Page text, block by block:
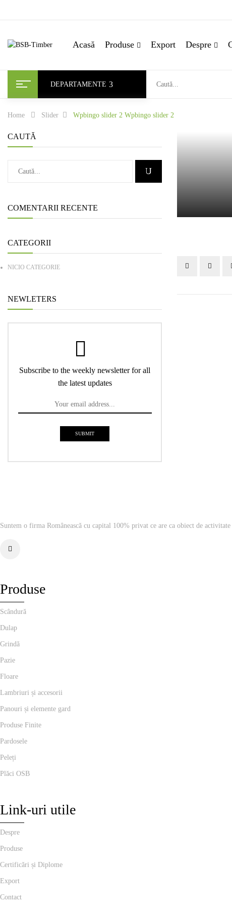
Acasă Produse Export Despre
DEPARTAMENTE
Home Slider Wpbingo slider 2 Wpbingo slider 2
CAUTĂ
COMENTARII RECENTE
CATEGORII
NICIO CATEGORIE
NEWLETERS
Subscribe to the weekly newsletter for all
the latest updates
Suntem o firma Românească cu capital 100% privat ce are ca obiect de
Produse
Scândură
Dulap
Grindă
Pazie
Floare
Lambriuri și accesorii
Panouri și elemente gard
Produse Finite
Pardosele
Peleți
Plăci OSB
Link-uri utile
Despre
Produse
Certificări și Diplome
Export
Contact